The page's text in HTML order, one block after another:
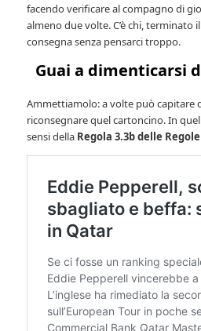
facendo verificare al compagno di
almeno due volte. C’è chi, terminato
consegna senza pensarci troppo.
Guai a dimenticarsi
Ammettiamolo: a volte può capitare
riconsegnare quel cartoncino. In
sensi della Regola 3.3b delle